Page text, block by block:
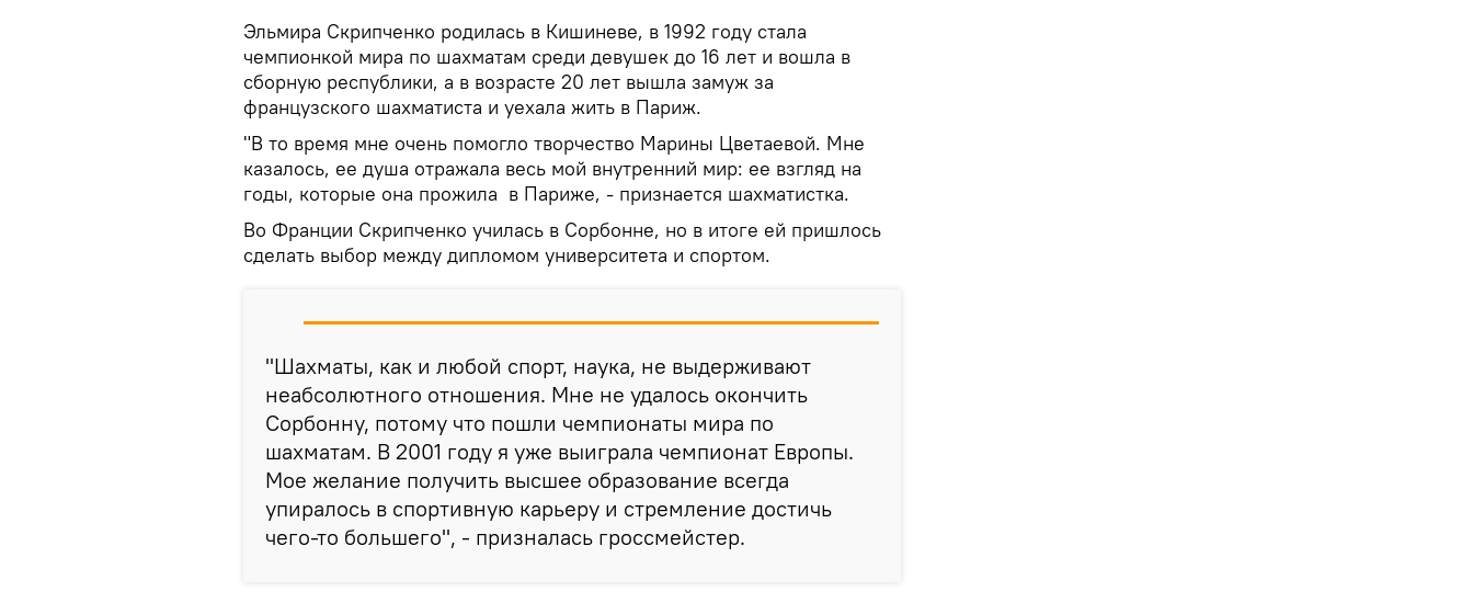
Эльмира Скрипченко родилась в Кишиневе, в 1992 году стала
чемпионкой мира по шахматам среди девушек до 16 лет и вошла в
сборную республики, а в возрасте 20 лет вышла замуж за
французского шахматиста и уехала жить в Париж.
"В то время мне очень помогло творчество Марины Цветаевой. Мне
казалось, ее душа отражала весь мой внутренний мир: ее взгляд на
годы, которые она прожила в Париже, - признается шахматистка.
Во Франции Скрипченко училась в Сорбонне, но в итоге ей пришлось
сделать выбор между дипломом университета и спортом.
"Шахматы, как и любой спорт, наука, не выдерживают
неабсолютного отношения. Мне не удалось окончить
Сорбонну, потому что пошли чемпионаты мира по
шахматам. В 2001 году я уже выиграла чемпионат Европы.
Мое желание получить высшее образование всегда
упиралось в спортивную карьеру и стремление достичь
чего-то большего", - призналась гроссмейстер.